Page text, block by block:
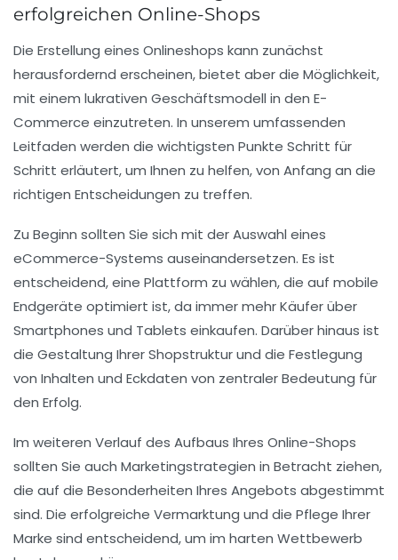
erfolgreichen Online-Shops
Die Erstellung eines Onlineshops kann zunächst
herausfordernd erscheinen, bietet aber die Möglichkeit,
mit einem lukrativen Geschäftsmodell in den E-
Commerce einzutreten. In unserem umfassenden
Leitfaden werden die wichtigsten Punkte Schritt für
Schritt erläutert, um Ihnen zu helfen, von Anfang an die
richtigen Entscheidungen zu treffen.
Zu Beginn sollten Sie sich mit derAuswahl eines
eCommerce-Systems auseinandersetzen. Es ist
entscheidend, eine Plattform zu wählen, die auf mobile
Endgeräte optimiert ist, da immer mehr Käufer über
Smartphones und Tablets einkaufen. Darüber hinaus ist
die Gestaltung IhrerShopstrukturund die Festlegung
von Inhalten und Eckdaten von zentraler Bedeutung für
den Erfolg.
Im weiteren Verlauf des Aufbaus Ihres Online-Shops
sollten Sie auch Marketingstrategien in Betracht ziehen,
die auf die Besonderheiten Ihres Angebots abgestimmt
sind. Die erfolgreiche Vermarktung und die Pflege Ihrer
Marke sind entscheidend, um im harten Wettbewerb